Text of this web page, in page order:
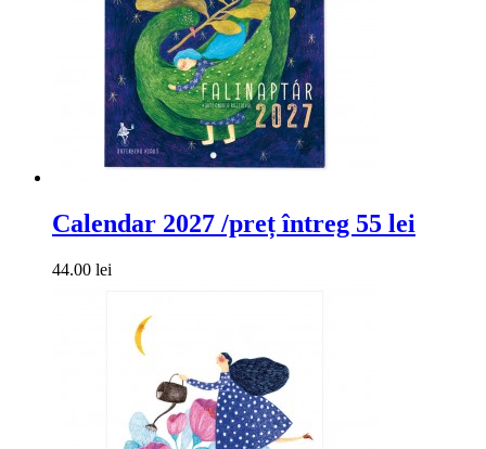
Calendar 2027 /preț întreg 55 lei
44.00 lei